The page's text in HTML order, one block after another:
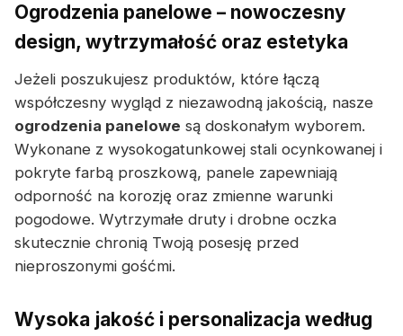
Ogrodzenia panelowe – nowoczesny
design, wytrzymałość oraz estetyka
Jeżeli poszukujesz produktów, które łączą
współczesny wygląd z niezawodną jakością, nasze
ogrodzenia panelowe są doskonałym wyborem.
Wykonane z wysokogatunkowej stali ocynkowanej i
pokryte farbą proszkową, panele zapewniają
odporność na korozję oraz zmienne warunki
pogodowe. Wytrzymałe druty i drobne oczka
skutecznie chronią Twoją posesję przed
nieproszonymi gośćmi.
Wysoka jakość i personalizacja według